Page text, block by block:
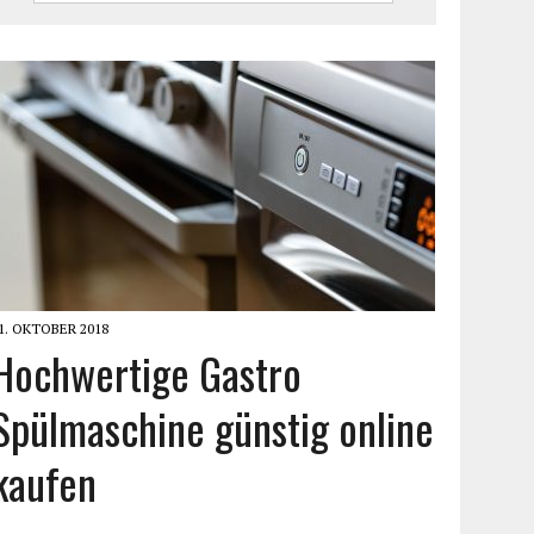
OKTOBER 2018
Gastro
günstig online